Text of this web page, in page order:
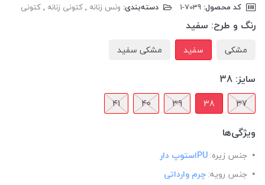
کد محصول: دسته‌بندی: ونس زنانه ,کتونی زنانه ,کتونی
رنگ و طرح: سفید
مشکی سفید مشکی سفید
سایز: 38
37
38
39
40
41
ویژگی‌ها
جنس زیره: PUاستوپ دار
جنس رویه: چرم وارداتی